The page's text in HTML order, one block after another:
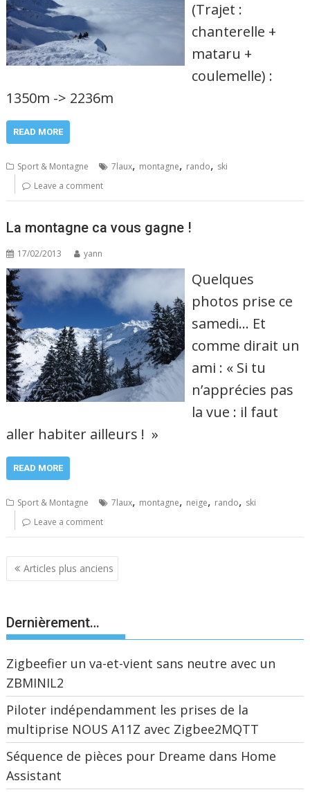
(Trajet :
chanterelle +
mataru +
coulemelle) :
1350m -> 2236m
READ MORE
Sport & Montagne 7laux, montagne, rando, ski
Leave a comment
La montagne ca vous gagne !
17/02/2013 yann
Quelques
photos prise ce
samedi… Et
comme dirait un
ami : « Si tu
n’apprécies pas
la vue : il faut
aller habiter ailleurs ! »
READ MORE
Sport & Montagne 7laux, montagne, neige, rando, ski
Leave a comment
Navigation
articles
Articles plus anciens
Dernièrement…
Zigbeefier un va-et-vient sans neutre avec un
ZBMINIL2
Piloter indépendamment les prises de la
multiprise NOUS A11Z avec Zigbee2MQTT
Séquence de pièces pour Dreame dans Home
Assistant